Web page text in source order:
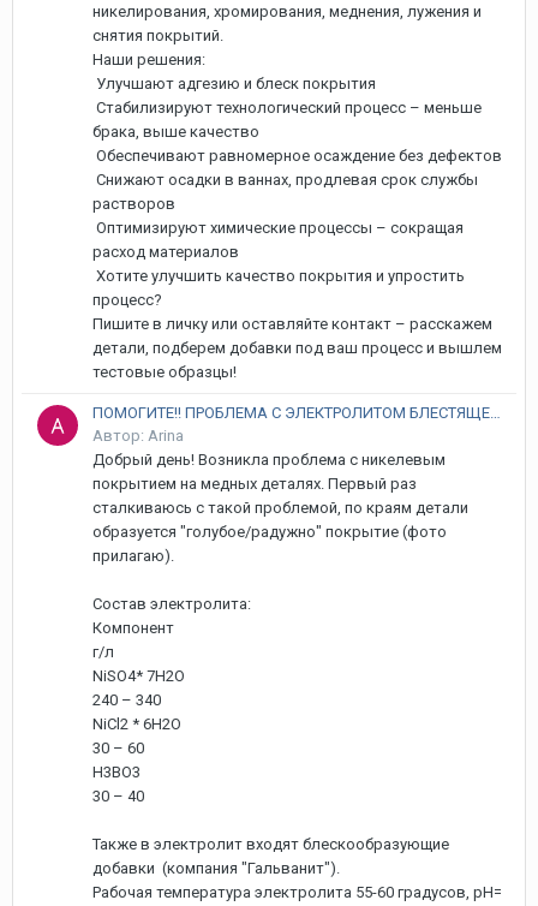
никелирования, хромирования, меднения, лужения и
снятия покрытий.
Наши решения:
Улучшают адгезию и блеск покрытия
Стабилизируют технологический процесс – меньше
брака, выше качество
Обеспечивают равномерное осаждение без дефектов
Снижают осадки в ваннах, продлевая срок службы
растворов
Оптимизируют химические процессы – сокращая
расход материалов
Хотите улучшить качество покрытия и упростить
процесс?
Пишите в личку или оставляйте контакт – расскажем
детали, подберем добавки под ваш процесс и вышлем
тестовые образцы!
ПОМОГИТЕ!! ПРОБЛЕМА С ЭЛЕКТРОЛИТОМ БЛЕСТЯЩЕГО НИКЕЛИРОВАНИЯ
Автор: Arina
Добрый день! Возникла проблема с никелевым
покрытием на медных деталях. Первый раз
сталкиваюсь с такой проблемой, по краям детали
образуется "голубое/радужно" покрытие (фото
прилагаю).
Состав электролита:
Компонент
г/л
NiSO4* 7H2O
240 – 340
NiCl2 * 6H2O
30 – 60
H3BO3
30 – 40
Также в электролит входят блескообразующие
добавки (компания "Гальванит").
Рабочая температура электролита 55-60 градусов, рН=